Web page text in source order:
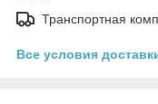
Транспортная
Все условия